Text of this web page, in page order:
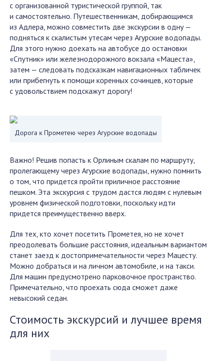
с организованной туристической группой, так
и самостоятельно. Путешественникам, добирающимся
из Адлера, можно совместить две экскурсии в одну —
подняться к скалистым утесам через Агурские водопады.
Для этого нужно доехать на автобусе до остановки
«Спутник» или железнодорожного вокзала «Мацеста»,
затем — следовать подсказкам навигационных табличек
или прибегнуть к помощи коренных сочинцев, которые
с удовольствием подскажут дорогу!
Дорога к Прометею через Агурские водопады
Важно! Решив попасть к Орлиным скалам по маршруту,
пролегающему через Агурские водопады, нужно помнить
о том, что придется пройти приличное расстояние
пешком. Эта экскурсия с трудом дастся людям с нулевым
уровнем физической подготовки, поскольку идти
придется преимущественно вверх.
Для тех, кто хочет посетить Прометея, но не хочет
преодолевать большие расстояния, идеальным вариантом
станет заезд к достопримечательности через Мацесту.
Можно добраться и на личном автомобиле, и на такси.
Для машин предусмотрено парковочное пространство.
Примечательно, что проехать сюда сможет даже
невысокий седан.
Стоимость экскурсий и лучшее время
для них